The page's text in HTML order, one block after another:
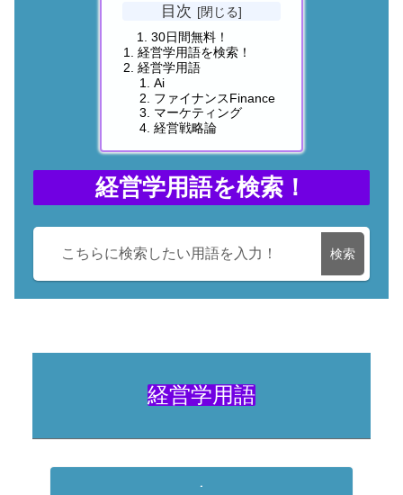
目次
30日間無料！
経営学用語を検索！
経営学用語
Ai
ファイナンスFinance
マーケティング
経営戦略論
経営学用語を検索！
検索
経営学用語